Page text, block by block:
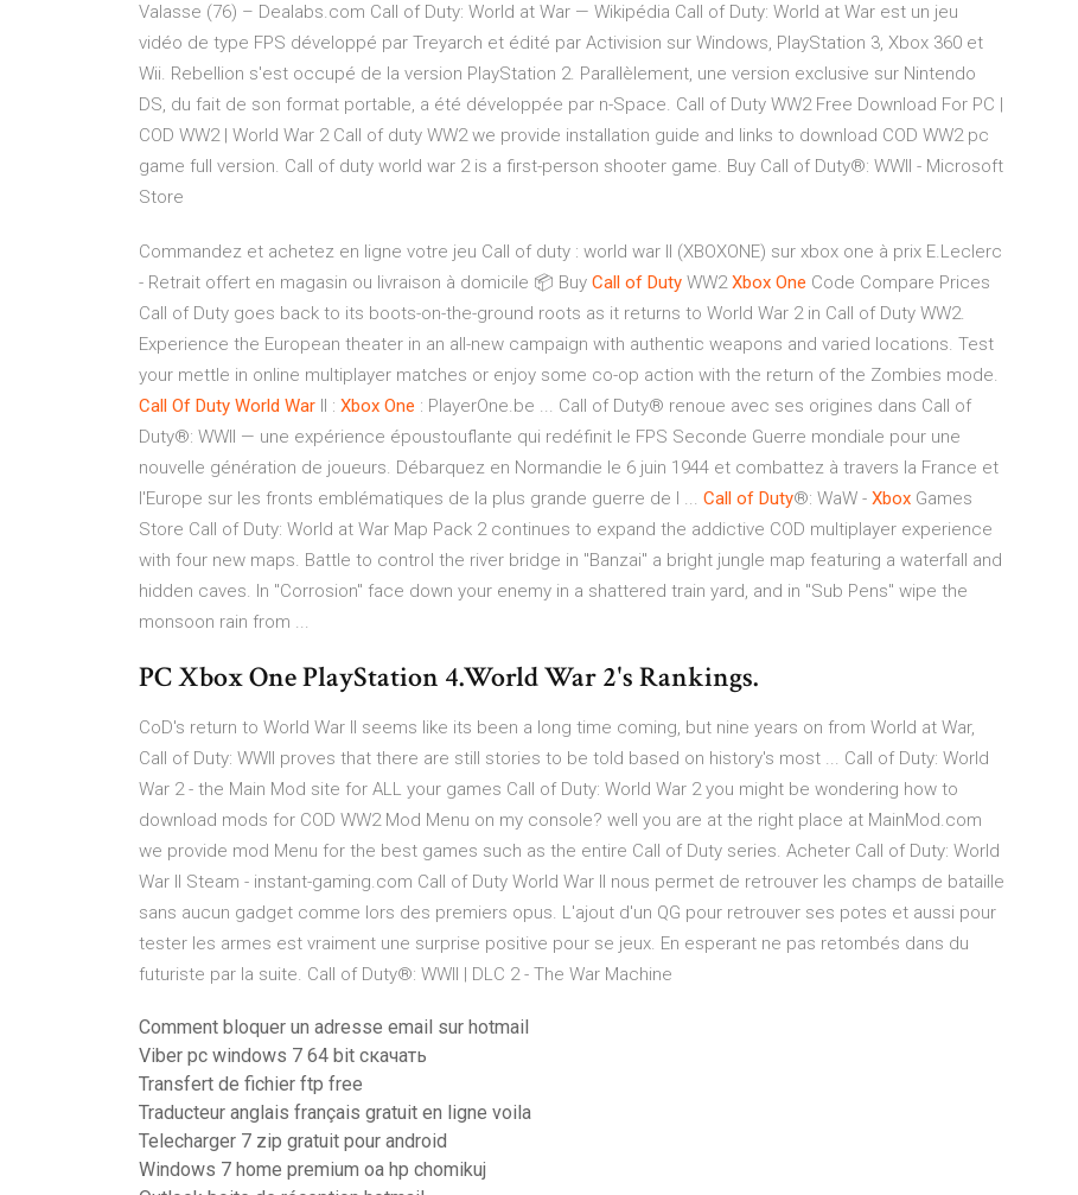
Valasse (76) – Dealabs.com Call of Duty: World at War — Wikipédia Call of Duty: World at War est un jeu
vidéo de type FPS développé par Treyarch et édité par Activision sur Windows, PlayStation 3, Xbox 360 et
Wii. Rebellion s'est occupé de la version PlayStation 2. Parallèlement, une version exclusive sur Nintendo
DS, du fait de son format portable, a été développée par n-Space. Call of Duty WW2 Free Download For PC |
COD WW2 | World War 2 Call of duty WW2 we provide installation guide and links to download COD WW2 pc
game full version. Call of duty world war 2 is a first-person shooter game. Buy Call of Duty®: WWII - Microsoft
Store
Commandez et achetez en ligne votre jeu Call of duty : world war II (XBOXONE) sur xbox one à prix E.Leclerc
- Retrait offert en magasin ou livraison à domicile 📦 Buy Call of Duty WW2Xbox One Code Compare Prices
Call of Duty goes back to its boots-on-the-ground roots as it returns to World War 2 in Call of Duty WW2.
Experience the European theater in an all-new campaign with authentic weapons and varied locations. Test
your mettle in online multiplayer matches or enjoy some co-op action with the return of the Zombies mode.
Call Of Duty World War II : Xbox One : PlayerOne.be ... Call of Duty® renoue avec ses origines dans Call of
Duty®: WWII — une expérience époustouflante qui redéfinit le FPS Seconde Guerre mondiale pour une
nouvelle génération de joueurs. Débarquez en Normandie le 6 juin 1944 et combattez à travers la France et
l'Europe sur les fronts emblématiques de la plus grande guerre de l ... Call of Duty®: WaW - Xbox Games
Store Call of Duty: World at War Map Pack 2 continues to expand the addictive COD multiplayer experience
with four new maps. Battle to control the river bridge in "Banzai" a bright jungle map featuring a waterfall and
hidden caves. In "Corrosion" face down your enemy in a shattered train yard, and in "Sub Pens" wipe the
monsoon rain from ...
PC Xbox One PlayStation 4.World War 2's Rankings.
CoD's return to World War II seems like its been a long time coming, but nine years on from World at War,
Call of Duty: WWII proves that there are still stories to be told based on history's most ... Call of Duty: World
War 2 - the Main Mod site for ALL your games Call of Duty: World War 2 you might be wondering how to
download mods for COD WW2 Mod Menu on my console? well you are at the right place at MainMod.com
we provide mod Menu for the best games such as the entire Call of Duty series. Acheter Call of Duty: World
War II Steam - instant-gaming.com Call of Duty World War II nous permet de retrouver les champs de bataille
sans aucun gadget comme lors des premiers opus. L'ajout d'un QG pour retrouver ses potes et aussi pour
tester les armes est vraiment une surprise positive pour se jeux. En esperant ne pas retombés dans du
futuriste par la suite. Call of Duty®: WWII | DLC 2 - The War Machine
Comment bloquer un adresse email sur hotmail
Viber pc windows 7 64 bit скачать
Transfert de fichier ftp free
Traducteur anglais français gratuit en ligne voila
Telecharger 7 zip gratuit pour android
Windows 7 home premium oa hp chomikuj